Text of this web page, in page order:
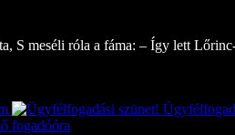
S meséli róla a fáma: – Így lett
fogadóóra